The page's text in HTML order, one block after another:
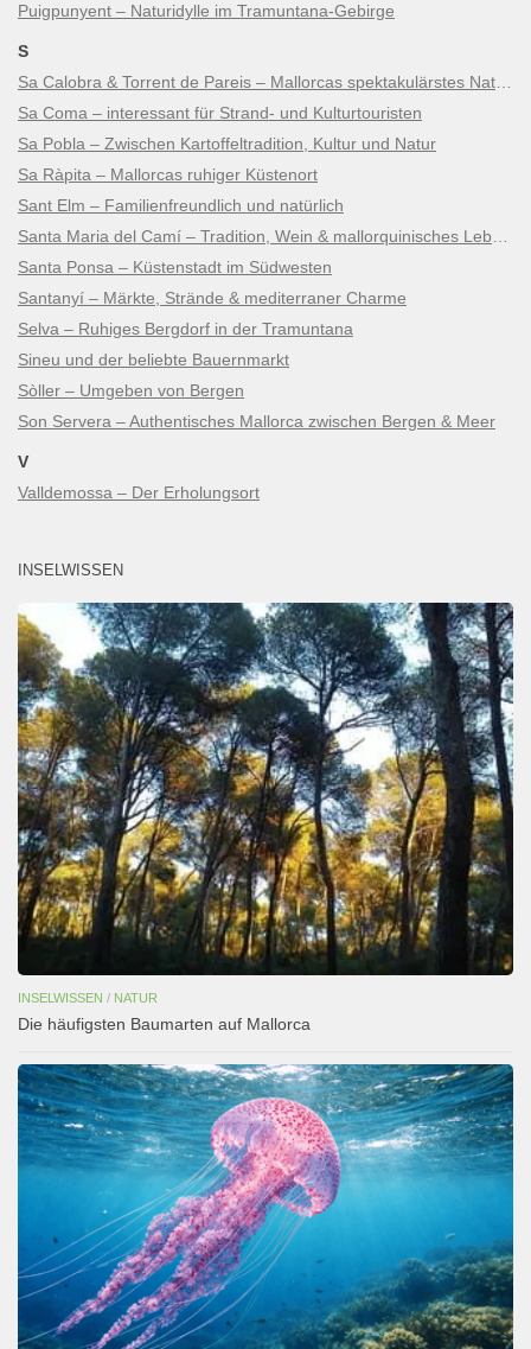
Puigpunyent – Naturidylle im Tramuntana-Gebirge
S
Sa Coma – interessant für Strand- und Kulturtouristen
Sa Pobla – Zwischen Kartoffeltradition, Kultur und Natur
Sa Ràpita – Mallorcas ruhiger Küstenort
Sant Elm – Familienfreundlich und natürlich
Santa Ponsa – Küstenstadt im Südwesten
Santanyí – Märkte, Strände & mediterraner Charme
Selva – Ruhiges Bergdorf in der Tramuntana
Sineu und der beliebte Bauernmarkt
Sòller – Umgeben von Bergen
Son Servera – Authentisches Mallorca zwischen Bergen & Meer
V
Valldemossa – Der Erholungsort
INSELWISSEN
INSELWISSEN / NATUR
Die häufigsten Baumarten auf Mallorca